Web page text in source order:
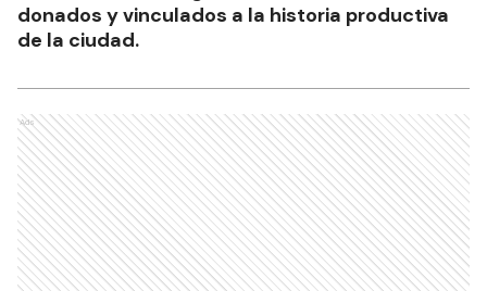
donados y vinculados a la historia productiva
de la ciudad.
Ads